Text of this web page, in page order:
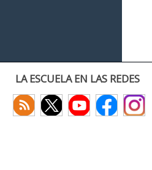
LA ESCUELA EN LAS REDES